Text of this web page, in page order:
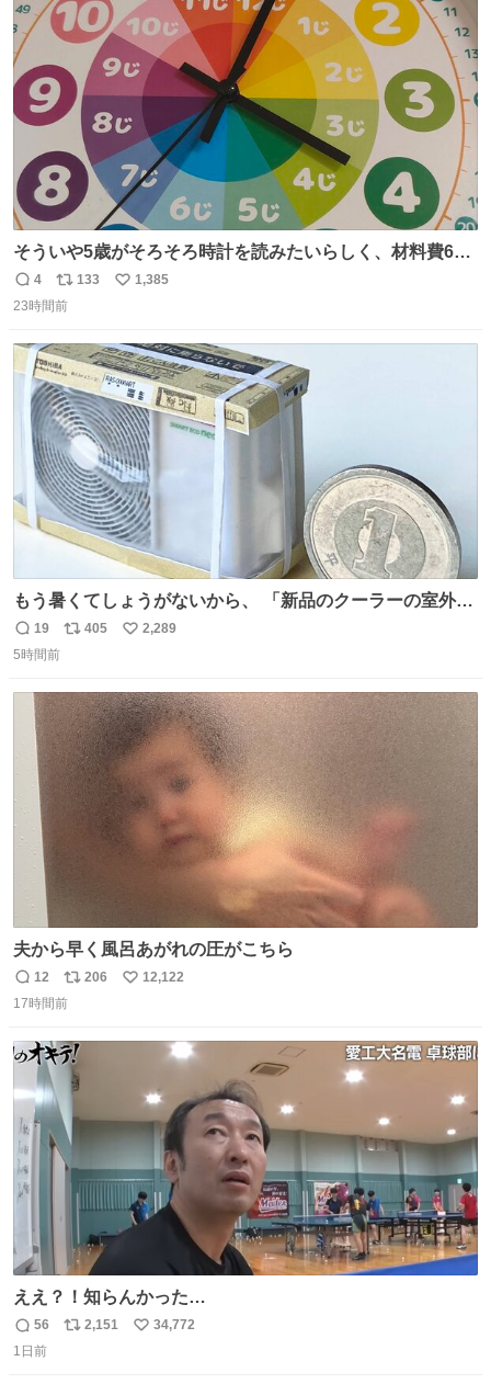
ト
数
数
そういや5歳がそろそろ時計を読みたいらしく、材料費600
円で作れる知育時計作ってみた！ めっちゃ簡単！ ありがと
う先人！
返
信
4
リ
ポ
ト
数
133
い
数
1,385
23時間前
もう暑くてしょうがないから、 「新品のクーラーの室外機
のミニチュア」 でも見ていってよ
返
信
19
リ
ト
数
405
い
数
2,289
5時間前
夫から早く風呂あがれの圧がこちら
返
信
12
リ
ポ
ト
数
206
い
12,122
17時間前
ええ？！知らんかった…
返
信
56
リ
2,151
い
34,772
1日前